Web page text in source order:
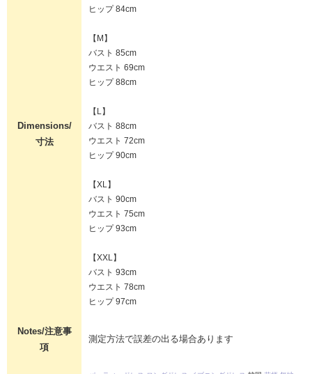
Dimensions/
寸法
ヒップ 84cm
【M】
バスト 85cm
ウエスト 69cm
ヒップ 88cm
【L】
バスト 88cm
ウエスト 72cm
ヒップ 90cm
【XL】
バスト 90cm
ウエスト 75cm
ヒップ 93cm
【XXL】
バスト 93cm
ウエスト 78cm
ヒップ 97cm
Notes/注意事
項
測定方法で誤差の出る場合あります